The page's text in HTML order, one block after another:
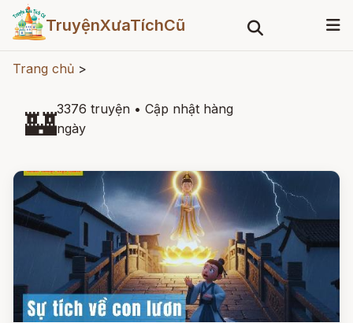
TruyệnXưaTíchCũ
Trang chủ >
🏰3376 truyện • Cập nhật hàng
ngày